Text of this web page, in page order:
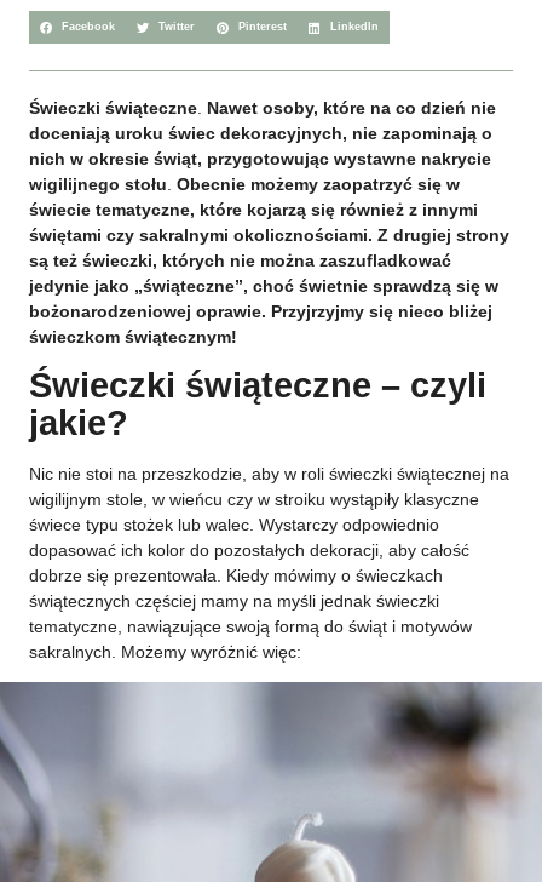
Facebook Twitter Pinterest LinkedIn
Świeczki świąteczne Nawet osoby, które na co dzień nie
doceniają uroku świec dekoracyjnych, nie zapominają o
nich w okresie świąt, przygotowując wystawne nakrycie
wigilijnego stołu Obecnie możemy zaopatrzyć się w
świecie tematyczne, które kojarzą się również z innymi
świętami czy sakralnymi okolicznościami. Z drugiej strony
są też świeczki, których nie można zaszufladkować
jedynie jako „świąteczne”, choć świetnie sprawdzą się w
bożonarodzeniowej oprawie. Przyjrzyjmy się nieco bliżej
świeczkom świątecznym!
Świeczki świąteczne – czyli
jakie?
Nic nie stoi na przeszkodzie, aby w roli świeczki świątecznej na
wigilijnym stole, w wieńcu czy w stroiku wystąpiły klasyczne
świece typu stożek lub walec. Wystarczy odpowiednio
dopasować ich kolor do pozostałych dekoracji, aby całość
dobrze się prezentowała. Kiedy mówimy o świeczkach
świątecznych częściej mamy na myśli jednak świeczki
tematyczne, nawiązujące swoją formą do świąt i motywów
sakralnych. Możemy wyróżnić więc: